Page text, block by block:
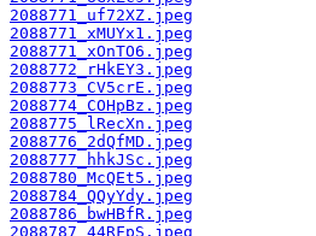
2088771_uf72XZ.jpeg
2088771_xMUYx1.jpeg
2088771_xOnTO6.jpeg
2088772_rHkEY3.jpeg
2088773_CV5crE.jpeg
2088774_COHpBz.jpeg
2088775_lRecXn.jpeg
2088776_2dQfMD.jpeg
2088777_hhkJSc.jpeg
2088780_McQEt5.jpeg
2088784_QQyYdy.jpeg
2088786_bwHBfR.jpeg
2088787_44RFpS.jpeg